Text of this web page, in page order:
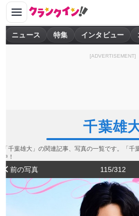
ニュース 特集 インタビュー
[ADVERTISEMENT]
千葉雄
「千葉雄大」の関連記事、写真の一覧です。「
中！
前の写真 115/312